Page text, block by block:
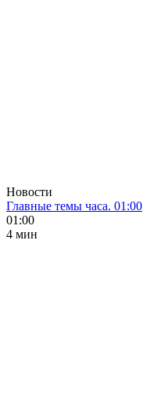
Новости
Главные темы часа. 01:00
01:00
4 мин